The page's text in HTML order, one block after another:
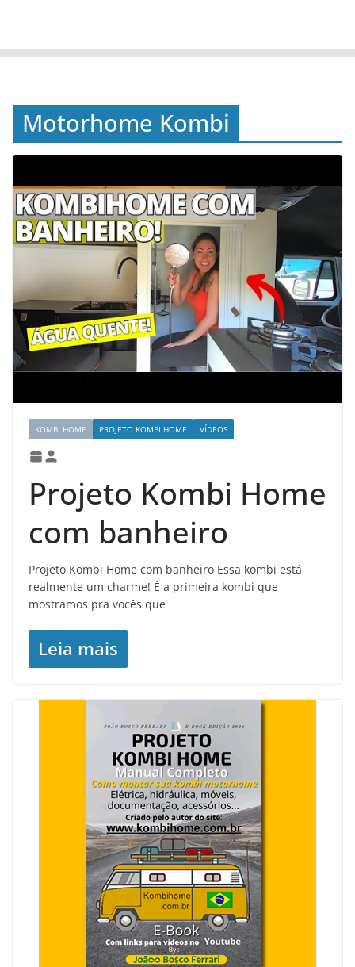
Motorhome Kombi
KOMBI HOME PROJETO KOMBI HOME VÍDEOS
Projeto Kombi Home
com banheiro
Projeto Kombi Home com banheiro Essa kombi está
realmente um charme! É a primeira kombi que
mostramos pra vocês que
Leia mais